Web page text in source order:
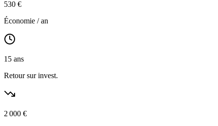
530 €
Économie / an
15 ans
Retour sur invest.
2 000 €